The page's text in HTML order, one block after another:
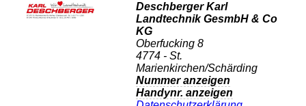
Deschberger Karl
Landtechnik GesmbH & Co
KG
Oberfucking 8
4774 - St.
Marienkirchen/Schärding
Nummer anzeigen
Handynr. anzeigen